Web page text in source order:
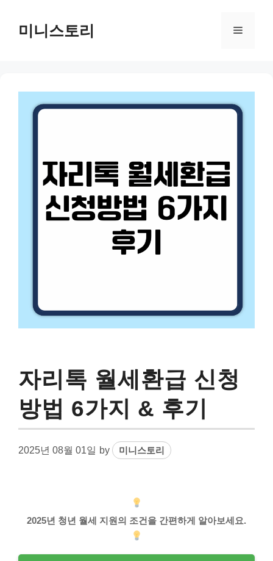
content미니스토리 Menu
자리톡 월세환급 신청
방법 6가지 & 후기
2025년 08월 01일 by 미니스토리
2025년 청년 월세 지원의 조건을 간편하게 알아보세요.